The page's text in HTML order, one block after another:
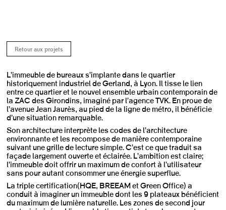
Retour aux projets
L’immeuble de bureaux s’implante dans le quartier
historiquement industriel de Gerland, à Lyon. Il tisse le lien
entre ce quartier et le nouvel ensemble urbain contemporain de
la ZAC des Girondins, imaginé par l’agence TVK. En proue de
l’avenue Jean Jaurès, au pied de la ligne de métro, il bénéficie
d’une situation remarquable.
Son architecture interprète les codes de l’architecture
environnante et les recompose de manière contemporaine
suivant une grille de lecture simple. C’est ce que traduit sa
façade largement ouverte et éclairée. L’ambition est claire ;
l’immeuble doit offrir un maximum de confort à l’utilisateur
sans pour autant consommer une énergie superflue.
La triple certification (HQE, BREEAM et Green Office) a
conduit à imaginer un immeuble dont les 9 plateaux bénéficient
du maximum de lumière naturelle. Les zones de second jour